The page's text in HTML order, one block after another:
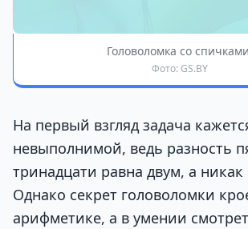
Головоломка со
Фото: GS.BY
На первый взгляд задача
невыполнимой, ведь разность
тринадцати равна двум, а никак
Однако секрет головоломки
арифметике, а в умении